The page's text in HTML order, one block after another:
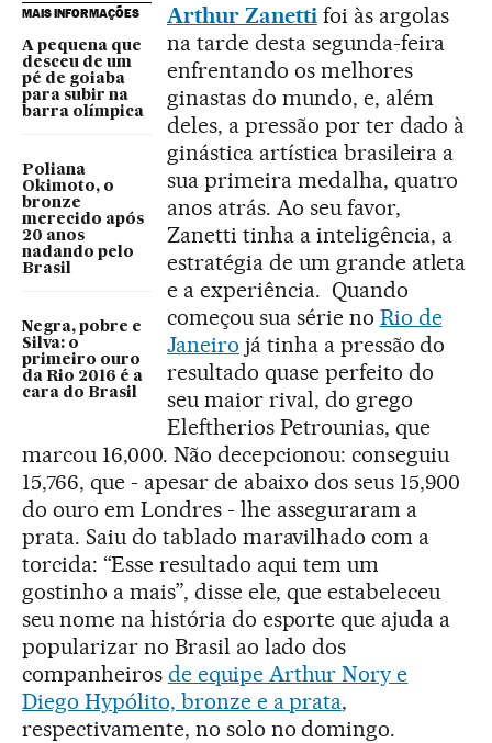
MAIS INFORMAÇÕES
A pequena que
desceu de um
pé de goiaba
para subir na
barra olímpica
Poliana
Okimoto, o
bronze
merecido após
20 anos
nadando pelo
Brasil
Negra, pobre e
Silva: o
primeiro ouro
da Rio 2016 é a
cara do Brasil
Arthur Zanetti foi às argolas
na tarde desta segunda-feira
enfrentando os melhores
ginastas do mundo, e, além
deles, a pressão por ter dado à
ginástica artística brasileira a
sua primeira medalha, quatro
anos atrás. Ao seu favor,
Zanetti tinha a inteligência, a
estratégia de um grande atleta
e a experiência. Quando
começou sua série no Rio de
Janeiro já tinha a pressão do
resultado quase perfeito do
seu maior rival, do grego
Eleftherios Petrounias, que
marcou 16,000. Não decepcionou: conseguiu
15,766, que - apesar de abaixo dos seus 15,900
do ouro em Londres - lhe asseguraram a
prata. Saiu do tablado maravilhado com a
torcida: “Esse resultado aqui tem um
gostinho a mais”, disse ele, que estabeleceu
seu nome na história do esporte que ajuda a
popularizar no Brasil ao lado dos
companheiros de equipe Arthur Nory e
Diego Hypólito, bronze e a prata,
respectivamente, no solo no domingo.